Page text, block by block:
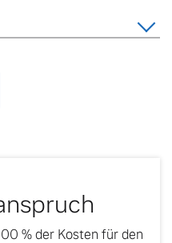
% der Kosten für den